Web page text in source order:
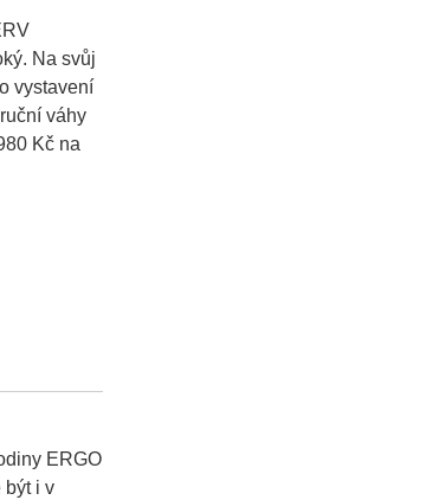
Na svůj
vystavení
váhy
Kč na
ERGO
být i v